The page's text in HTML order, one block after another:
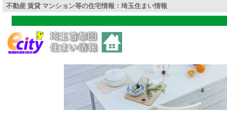
不動産 賃貸 マンション等の住宅情報：埼玉住まい情報